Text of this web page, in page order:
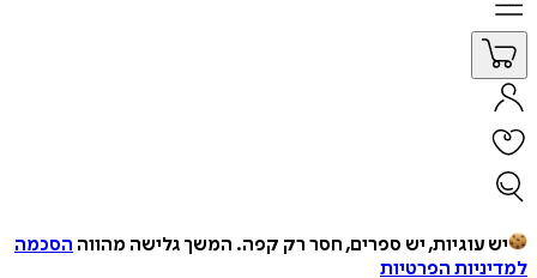
יש עוגיות, יש ספרים, חסר רק קפה. המשך גלישה מהווה הסכמה
למדיניות הפרטיות